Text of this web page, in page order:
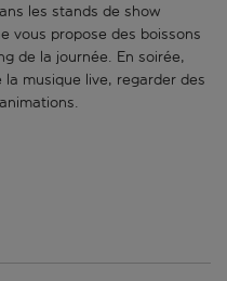
les stands de show
vous propose des boissons
de la journée. En soirée,
la musique live, regarder des